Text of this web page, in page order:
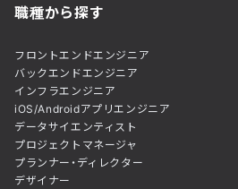
職種から探す
フロントエンドエンジニア
バックエンドエンジニア
インフラエンジニア
iOS/Androidアプリエンジニア
データサイエンティスト
プロジェクトマネージャ
プランナー・ディレクター
デザイナー